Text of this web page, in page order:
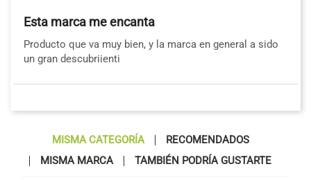
Esta marca me encanta
Producto que va muy bien, y la marca en general a sido
un gran descubriienti
MISMA CATEGORÍA
RECOMENDADOS
MISMA MARCA
TAMBIÉN PODRÍA GUSTARTE